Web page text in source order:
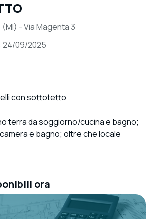
- Via Magenta 3
24/09/2025
con sottotetto
terra da soggiorno/cucina e bagno;
e bagno; oltre che locale
ora